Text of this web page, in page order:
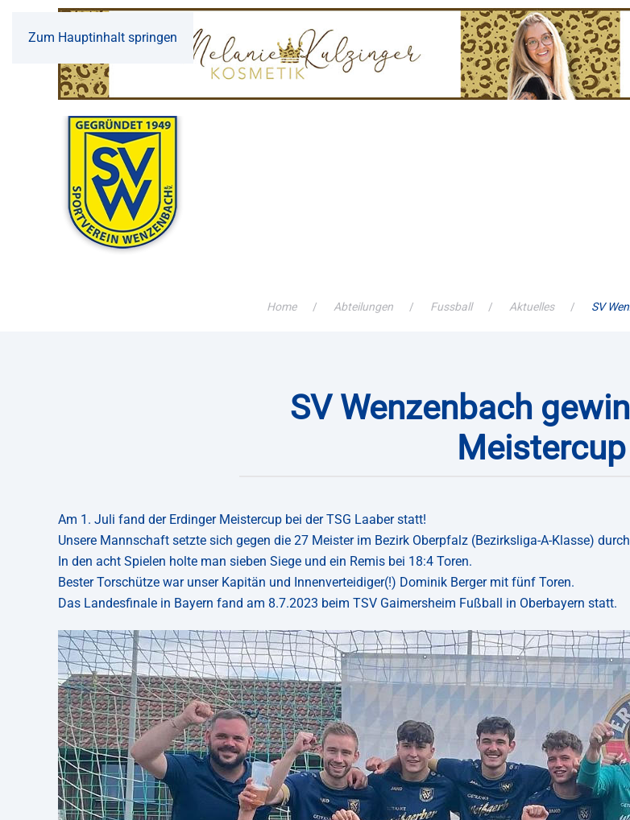
Zum Hauptinhalt springen
Home Abteilungen Fussball Aktuelles SV
SV Wenzenbach
Meistercup
Am 1. Juli fand der Erdinger Meistercup bei der TSG Laaber statt!
Unsere Mannschaft setzte sich gegen die 27 Meister im Bezirk Oberpfalz (Bezirksliga-A-Klasse)
In den acht Spielen holte man sieben Siege und ein Remis bei 18:4 Toren.
Bester Torschütze war unser Kapitän und Innenverteidiger(!) Dominik Berger mit fünf Toren.
Das Landesfinale in Bayern fand am 8.7.2023 beim TSV Gaimersheim Fußball in Oberbayern statt.